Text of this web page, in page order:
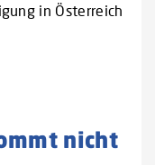
in Österreich
nicht